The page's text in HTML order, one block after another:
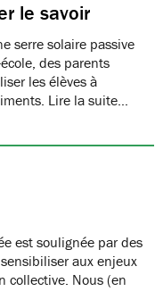
le savoir
serre solaire passive
des parents
les élèves à
Lire la suite…
est soulignée par des
aux enjeux
collective. Nous (en